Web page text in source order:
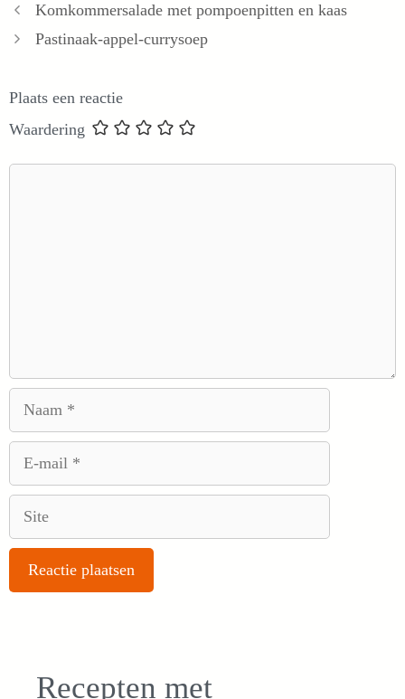
Komkommersalade met pompoenpitten en kaas
Pastinaak-appel-currysoep
Plaats een reactie
Waardering
Recepten met